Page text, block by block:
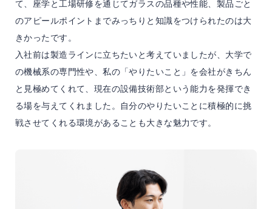
て、座学と工場研修を通じてガラスの品種や性能、製品ごと
のアピールポイントまでみっちりと知識をつけられたのは大
きかったです。
入社前は製造ラインに立ちたいと考えていましたが、大学で
の機械系の専門性や、私の「やりたいこと」を会社がきちん
と見極めてくれて、現在の設備技術部という能力を発揮でき
る場を与えてくれました。自分のやりたいことに積極的に挑
戦させてくれる環境があることも大きな魅力です。